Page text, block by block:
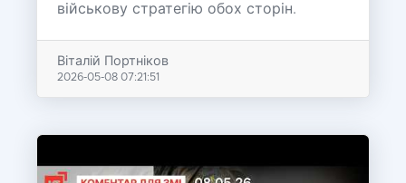
військову стратегію обох сторін.
Віталій Портніков
2026-05-08 07:21:51